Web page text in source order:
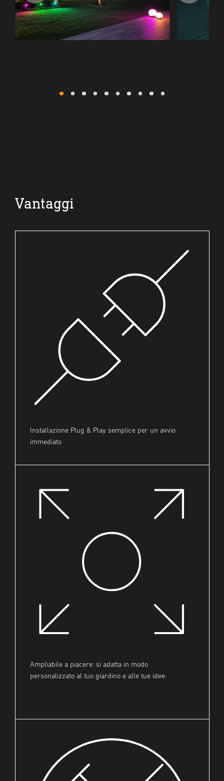
1 3 5 7 9
Vantaggi
Installazione Plug & Play semplice per un avvio
immediato
Ampliabile a piacere: si adatta in modo
personalizzato al tuo giardino e alle tue idee